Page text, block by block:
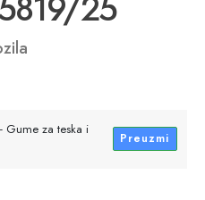
Gume za teska i
Preuzmi